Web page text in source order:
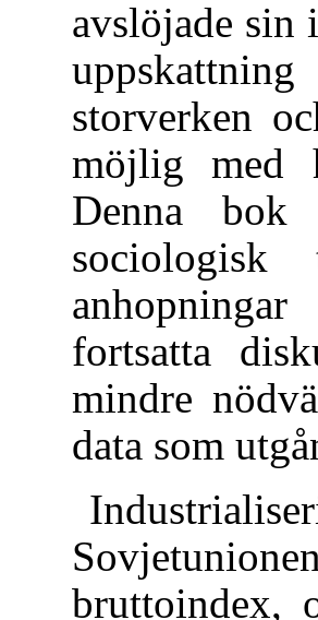
avslöjade sin
storverken
möjlig med
Denna
fortsatta
mindre
data som
bruttoindex,